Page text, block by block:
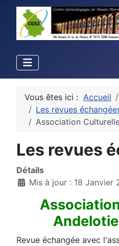
Vous êtes ici : Accueil
Les revues
Association
Les revues
Détails
Mis à jour : 18 Janvier
Revue échangée avec